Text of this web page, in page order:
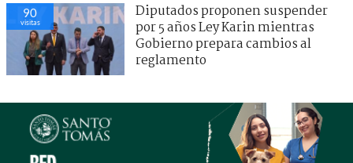
90
visitas
Diputados proponen suspender
por 5 años Ley Karin mientras
Gobierno prepara cambios al
reglamento